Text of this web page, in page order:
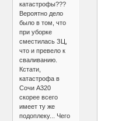
катастрофы???
Вероятно дело
было в том, что
при уборке
сместилась ЗЦ,
что и превело к
сваливанию.
Кстати,
катастрофа в
Сочи А320
скорее всего
имеет ту же
подоплеку... Чего